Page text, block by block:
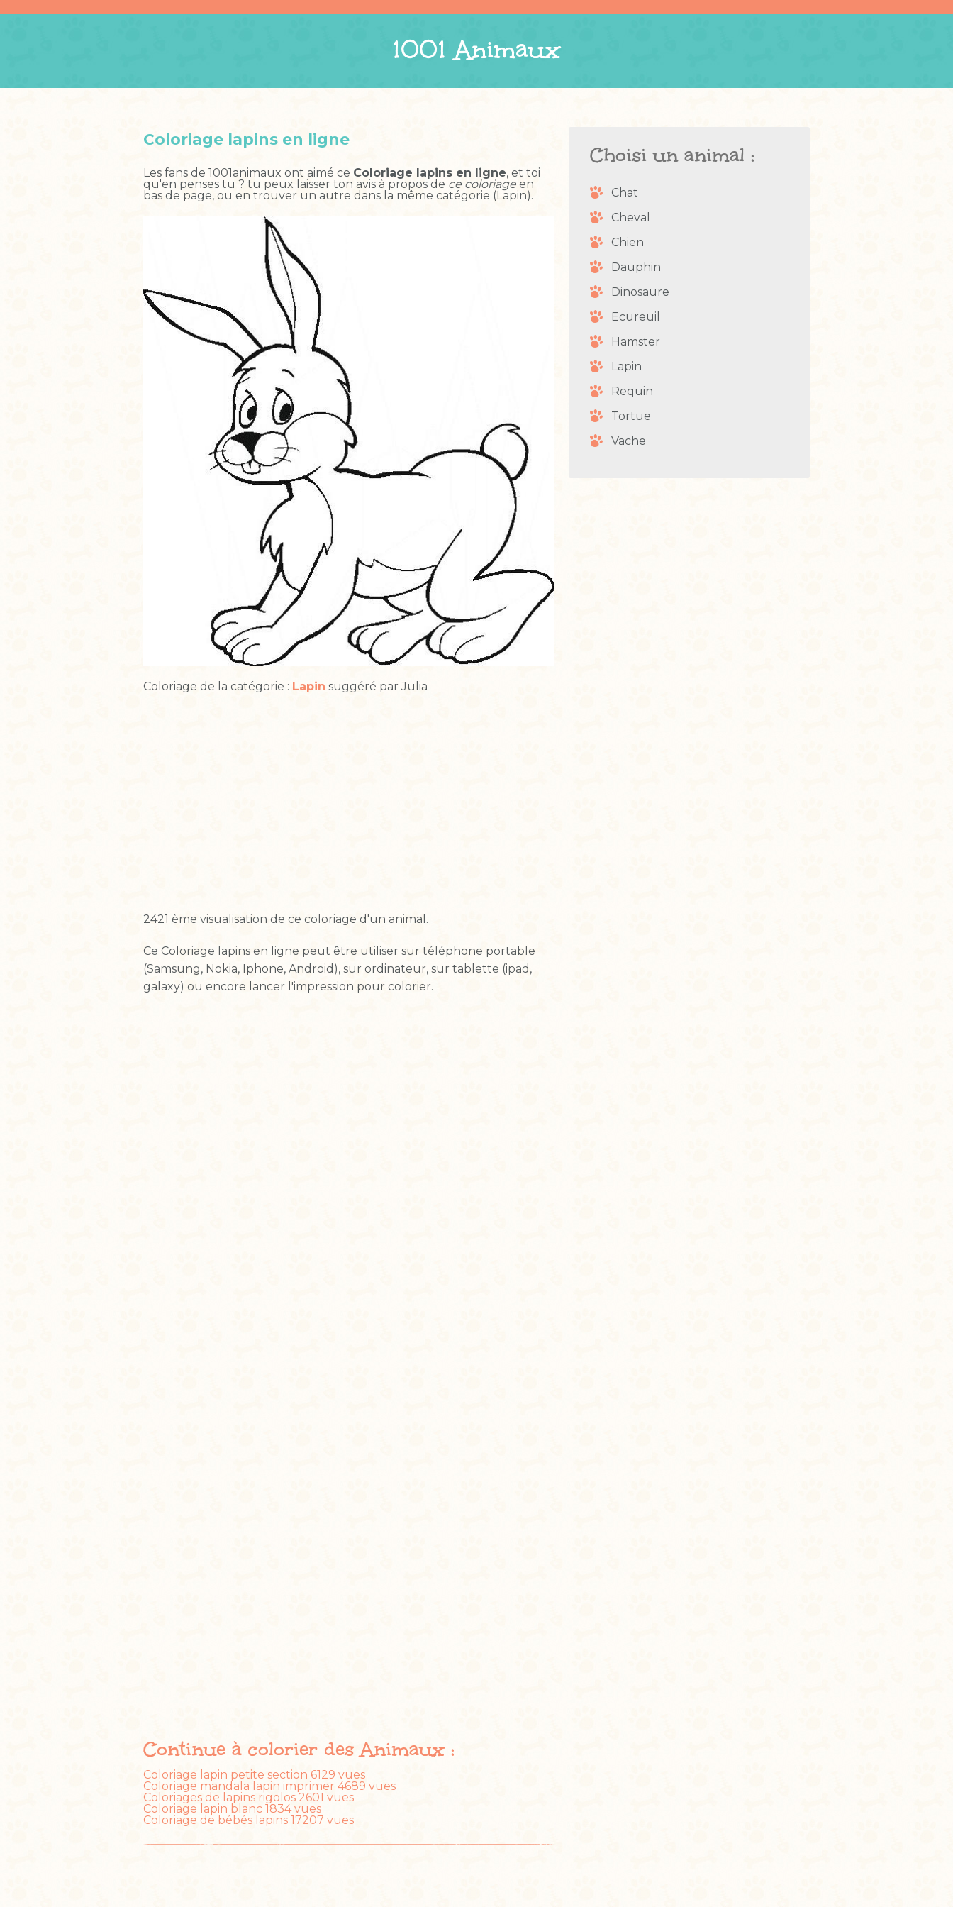
1001 Animaux
Coloriage lapins en ligne
Les fans de 1001animaux ont aimé ce Coloriage lapins en ligne, et toi
qu'en penses tu ? tu peux laisser ton avis à propos de ce coloriage en
bas de page, ou en trouver un autre dans la même catégorie (Lapin).
Coloriage de la catégorie : Lapin suggéré par Julia
2421 ème visualisation de ce coloriage d'un animal.
Ce Coloriage lapins en ligne peut être utiliser sur téléphone portable
(Samsung, Nokia, Iphone, Android), sur ordinateur, sur tablette (ipad,
galaxy) ou encore lancer l'impression pour colorier.
Continue à colorier des Animaux :
Coloriage lapin petite section 6129 vues
Coloriage mandala lapin imprimer 4689 vues
Coloriages de lapins rigolos 2601 vues
Coloriage lapin blanc 1834 vues
Coloriage de bébés lapins 17207 vues
Choisi un animal :
Chat
Cheval
Chien
Dauphin
Dinosaure
Ecureuil
Hamster
Lapin
Requin
Tortue
Vache